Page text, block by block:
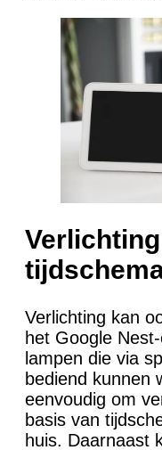
Verlichting kan
het Google
lampen die via
bediend kunnen
eenvoudig om
basis van
huis. Daarnaast